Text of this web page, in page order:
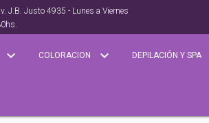
J.B. Justo 4935 - Lunes a Viernes
COLORACION DEPILACIÓN Y SPA